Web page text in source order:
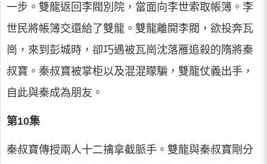
一步。雙龍返回李閥別院，當面向李世索取帳簿。李
世民將帳簿交還給了雙龍。雙龍離開李閥，欲投奔瓦
崗，來到彭城時，卻巧遇被瓦崗沈落雁追殺的隋將秦
叔寶。秦叔寶被掌柜以及混混矇騙，雙龍仗義出手，
自此與秦成為朋友。
第10集
秦叔寶傳授兩人十二擒拿截脈手。雙龍與秦叔寶剛分